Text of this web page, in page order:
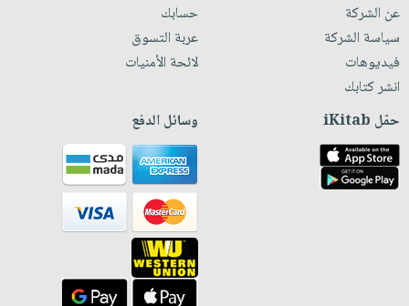
عن الشركة
سياسة الشركة
فيديوهات
انشر كتابك
حسابك
عربة التسوق
لائحة الأمنيات
حمّل iKitab وسائل الدفع